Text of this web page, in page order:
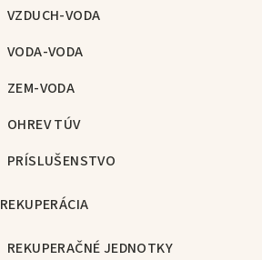
VZDUCH-VODA
VODA-VODA
ZEM-VODA
OHREV TÚV
PRÍSLUŠENSTVO
REKUPERÁCIA
REKUPERAČNÉ JEDNOTKY